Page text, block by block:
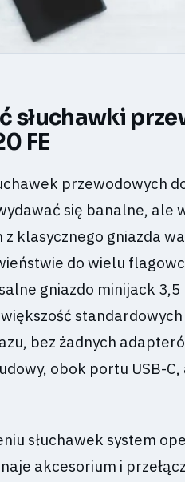
słuchawki
FE
przewodowych
się banalne, ale
z klasycznego gniazda
do wielu
gniazdo minijack
bez żadnych
obok portu USB-
słuchawek system
akcesorium i